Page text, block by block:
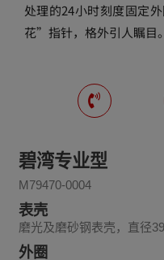
处理的24小时刻度固定
花”指针，格外引人瞩目
碧湾专业型
M79470-0004
表壳
磨光及磨砂钢表壳，直径
外圈